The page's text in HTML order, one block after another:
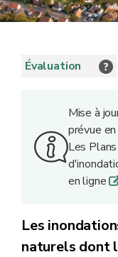
Évaluation
Mise à
prévue
Les
en ligne
Les
naturels dont